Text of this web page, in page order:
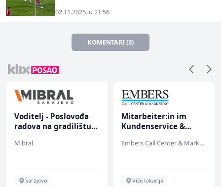
02.11.2025. u 21:56
KOMENTARI (3)
Voditelj - Poslovođa
radova na gradilištu
Mibral
Sarajevo
Mitarbeiter:in im
Kundenservice &
Embers Call Center & Marketing
Više lokacija